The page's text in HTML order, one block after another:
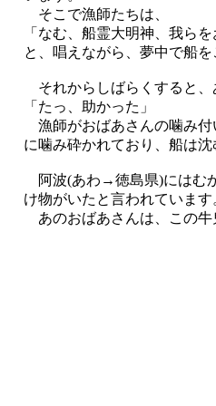
そこで漁師たちは、
「なむ、船霊大明神、我ら
と、唱えながら、夢中で船を
それからしばらくすると、
「たっ、助かった」
漁師がおばあさんの噛み付
に噛み砕かれており、船は沈
阿波(あわ→徳島県)にはむ
け物がいたと言われています
あのおばあさんは、この牛